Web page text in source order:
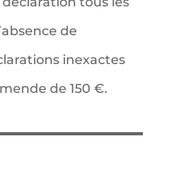
de
inexactes
de 150 €.